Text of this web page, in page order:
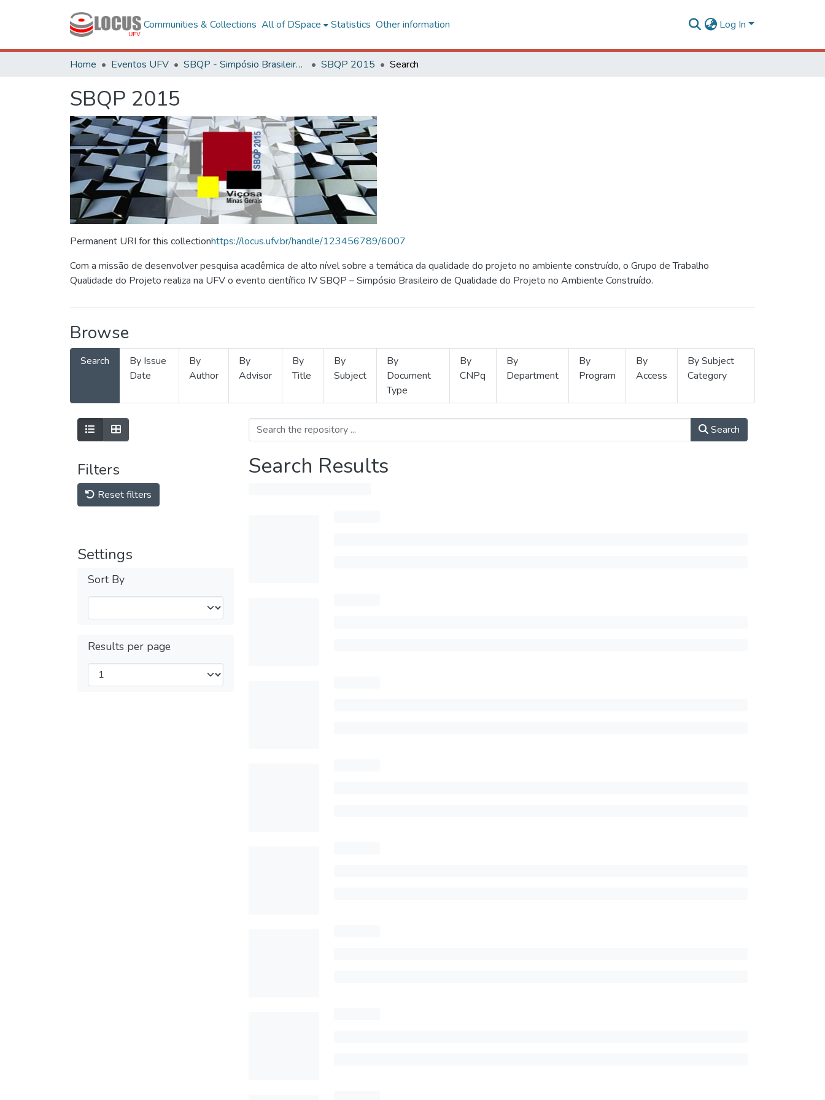
Communities & Collections All of DSpace Statistics Other information Log In
Home Eventos UFV SBQP - Simpósio Brasileiro de Qualidade do Projeto no Ambiente Construído SBQP 2015 Search
SBQP 2015
Permanent URI for this collectionhttps://locus.ufv.br/handle/123456789/6007
Com a missão de desenvolver pesquisa acadêmica de alto nível sobre a temática da qualidade do projeto no ambiente construído, o Grupo de Trabalho
Qualidade do Projeto realiza na UFV o evento científico IV SBQP – Simpósio Brasileiro de Qualidade do Projeto no Ambiente Construído.
Browse
Search
By Issue
Date
By
Author
By
Advisor
By
Title
By
Subject
By
Document
Type
By
CNPq
By
Department
By
Program
By
Access
By Subject
Category
Filters
Reset filters
Settings
Sort By
Results per page
Search
Search Results